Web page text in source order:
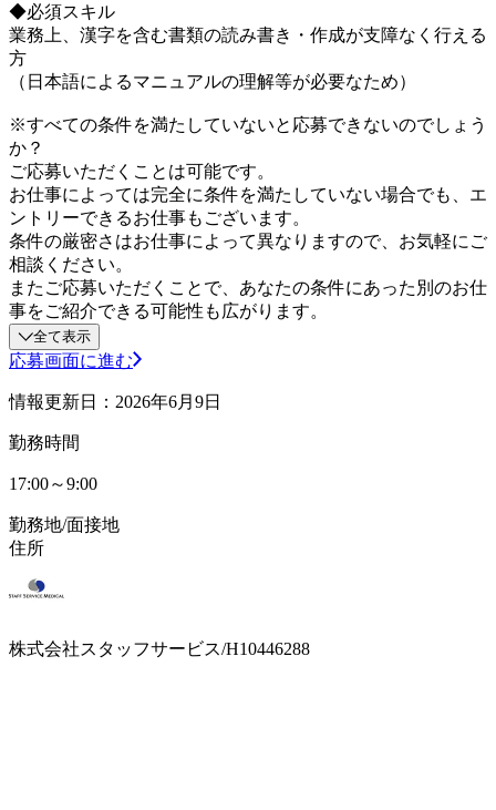
◆必須スキル
業務上、漢字を含む書類の読み書き・作成が支障なく行える
方
（日本語によるマニュアルの理解等が必要なため）
※すべての条件を満たしていないと応募できないのでしょう
か？
ご応募いただくことは可能です。
お仕事によっては完全に条件を満たしていない場合でも、エ
ントリーできるお仕事もございます。
条件の厳密さはお仕事によって異なりますので、お気軽にご
相談ください。
またご応募いただくことで、あなたの条件にあった別のお仕
事をご紹介できる可能性も広がります。
全て表示
応募画面に進む
情報更新日：2026年6月9日
勤務時間
17:00～9:00
勤務地/面接地
住所
株式会社スタッフサービス/H10446288